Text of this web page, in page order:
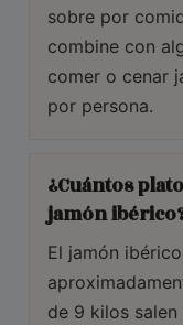
sobre por
combine con
comer o cenar
por persona.
¿Cuántos
jamón
El jamón
de 9 kilos